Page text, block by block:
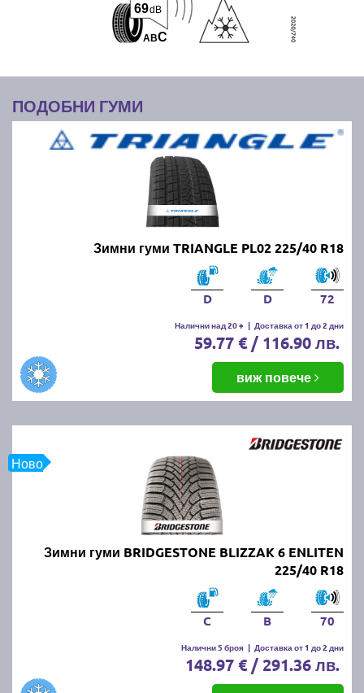
ABC
69dB
ПОДОБНИ ГУМИ
Зимни гуми TRIANGLE PL02 225/40 R18
D D 72
Налични над 20 + | Доставка от 1 до 2 дни
59.77 € / 116.90 лв.
виж повече
Ново
Зимни гуми BRIDGESTONE BLIZZAK 6 ENLITEN
225/40 R18
C B 70
Налични 5 броя | Доставка от 1 до 2 дни
148.97 € / 291.36 лв.